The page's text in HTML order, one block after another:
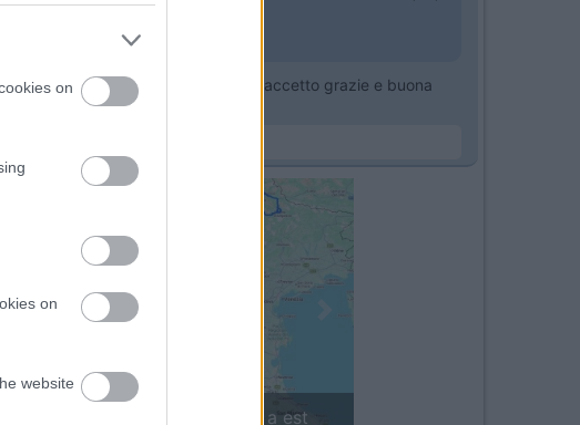
on
on
website
altri marchi da consigliarmi è ben accetto grazie e buona
Finlandia in camper: il piccolo sentiero